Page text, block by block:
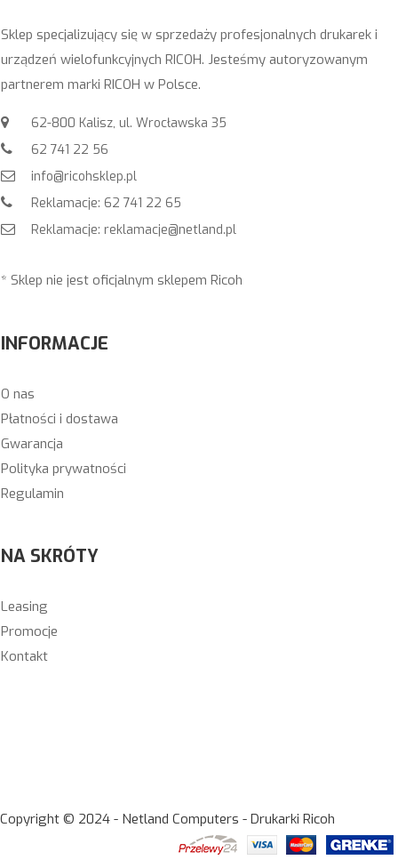
Sklep specjalizujący się w sprzedaży profesjonalnych drukarek i
urządzeń wielofunkcyjnych RICOH. Jesteśmy autoryzowanym
partnerem marki RICOH w Polsce.
62-800 Kalisz, ul. Wrocławska 35
62 741 22 56
info@ricohsklep.pl
Reklamacje: 62 741 22 65
Reklamacje: reklamacje@netland.pl
* Sklep nie jest oficjalnym sklepem Ricoh
INFORMACJE
O nas
Płatności i dostawa
Gwarancja
Polityka prywatności
Regulamin
NA SKRÓTY
Leasing
Promocje
Kontakt
Copyright © 2024 - Netland Computers - Drukarki Ricoh